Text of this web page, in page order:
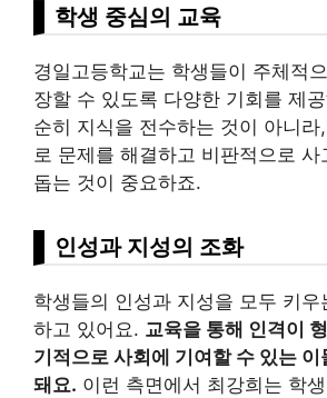
학생 중심의 교육
경일고등학교는 학생들이 주체적
장할 수 있도록 다양한 기회를 제
순히 지식을 전수하는 것이 아니라
로 문제를 해결하고 비판적으로
돕는 것이 중요하죠.
인성과 지성의 조화
학생들의 인성과 지성을 모두 키우
하고 있어요. 교육을 통해 인격이
기적으로 사회에 기여할 수 있는 이
돼요. 이런 측면에서 최강희는 학